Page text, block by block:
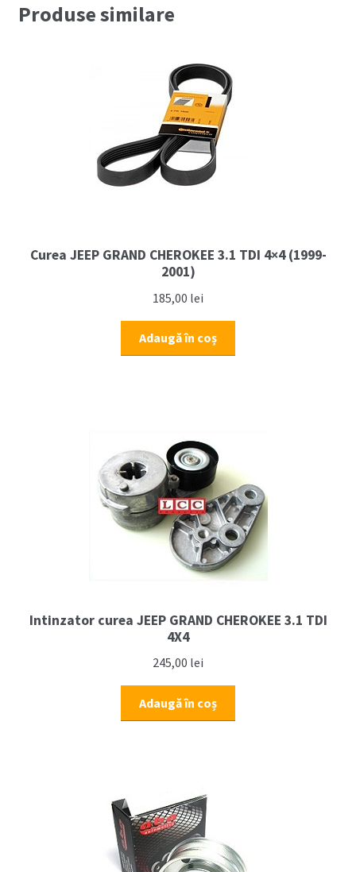
JEEP
Produse similare
Curea JEEP GRAND CHEROKEE 3.1 TDI 4×4 (1999-
2001)
185,00 lei
Adaugă în coș
Intinzator curea JEEP GRAND CHEROKEE 3.1 TDI
4X4
245,00 lei
Adaugă în coș